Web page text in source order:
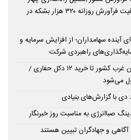
ردیف نفتی CTEP با ظرفیت فرآورش روزانه ۳۲۰ هزار بشکه در
آینده سهامداران؛ از افزایش سرمایه و
راهبردی شرکت
پتروایران از توسعه میادین غرب کشور تا خرید ۱۲ دکل حفاری /
می‌شود
دی با گزارش‌های بنیادی
صباانرژی به مناسبت روز خبرنگار
آگاهی و جهادگران تبیین هستند